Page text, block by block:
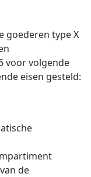
goederen type X
voor volgende
eisen gesteld:
de